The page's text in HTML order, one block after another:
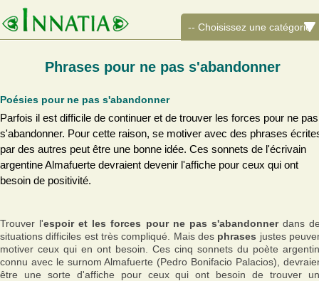
Phrases pour ne pas s'abandonner
Poésies pour ne pas s'abandonner
Parfois il est difficile de continuer et de trouver les forces pour ne pas
s'abandonner. Pour cette raison, se motiver avec des phrases
par des autres peut être une bonne idée. Ces sonnets de l'écrivain
argentine Almafuerte devraient devenir l'affiche pour ceux qui ont
besoin de positivité.
Trouver l'espoir et les forces pour ne pas s'abandonnerdans
situations difficiles est très compliqué. Mais des phrases justes
motiver ceux qui en ont besoin. Ces cinq sonnets du poète
connu avec le surnom Almafuerte (Pedro Bonifacio Palacios),
être une sorte d'affiche pour ceux qui ont besoin de trouver